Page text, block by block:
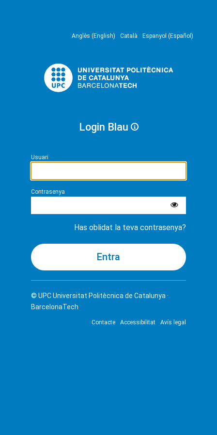
Anglès (English) Català Espanyol (Español)
Login Blau
Usuari
Contrasenya
Has oblidat la teva contrasenya?
© UPCUniversitat Politècnica de Catalunya ·
BarcelonaTech
Contacte Accessibilitat Avís legal